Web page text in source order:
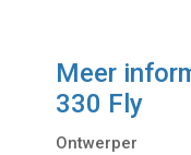
Meer
330 Fly
Ontwerper